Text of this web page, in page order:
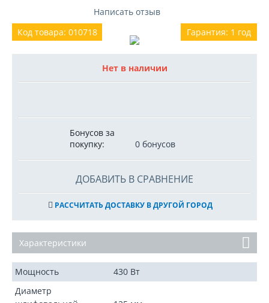
Написать отзыв
Гарантия: 1 год
Код товара: 010718
Нет в наличии
Бонусов за
покупку:
0 бонусов
ДОБАВИТЬ В СРАВНЕНИЕ
РАССЧИТАТЬ ДОСТАВКУ В ДРУГОЙ ГОРОД
Характеристики
Мощность
430 Вт
Диаметр